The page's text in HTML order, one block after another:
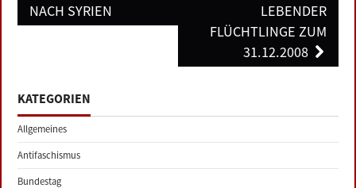
NACH SYRIEN
LEBENDER
FLÜCHTLINGE ZUM
31.12.2008
KATEGORIEN
Allgemeines
Antifaschismus
Bundestag